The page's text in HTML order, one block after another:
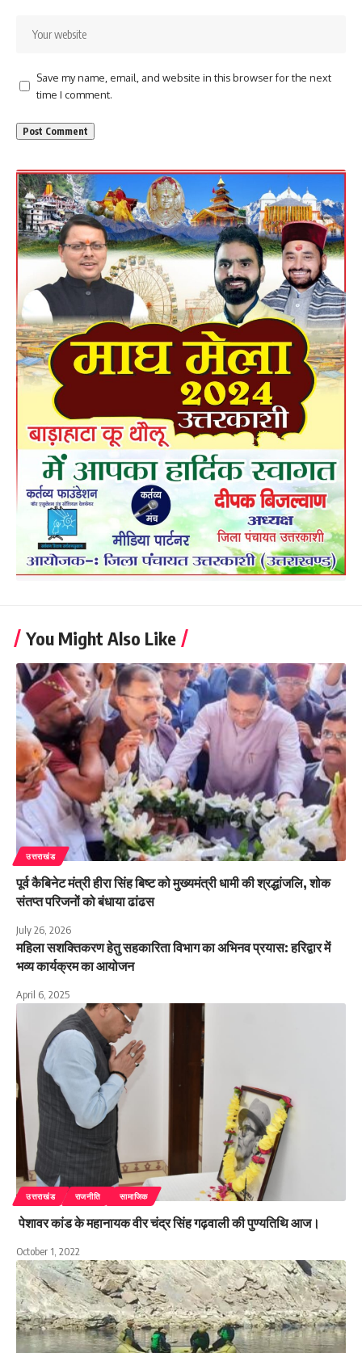
Save my name, email, and website in this browser for the next
time I comment.
You Might Also Like
उत्तराखंड
पूर्व कैबिनेट मंत्री हीरा सिंह बिष्ट को मुख्यमंत्री धामी की श्रद्धांजलि, शोक
संतप्त परिजनों को बंधाया ढांढस
July 26, 2026
महिला सशक्तिकरण हेतु सहकारिता विभाग का अभिनव प्रयास: हरिद्वार में
भव्य कार्यक्रम का आयोजन
April 6, 2025
उत्तराखंड राजनीति सामाजिक
पेशावर कांड के महानायक वीर चंद्र सिंह गढ़वाली की पुण्यतिथि आज।
October 1, 2022